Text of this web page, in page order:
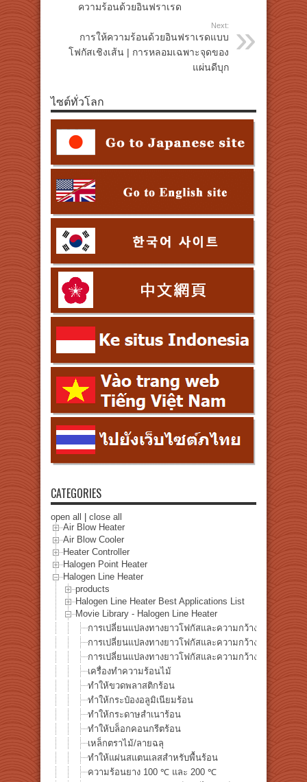
ความร้อนด้วยอินฟราเรด
Next:
การให้ความร้อนด้วยอินฟราเรดแบบ
โฟกัสเชิงเส้น | การหลอมเฉพาะจุดของ
แผ่นดีบุก
ไซต์ทั่วโลก
CATEGORIES
open all | close all
Air Blow Heater
Air Blow Cooler
Heater Controller
Halogen Point Heater
Halogen Line Heater
products
Halogen Line Heater Best Applications List
Movie Library - Halogen Line Heater
การเปลี่ยนแปลงทางยาวโฟกัสและความกว้างโฟกัสของ
การเปลี่ยนแปลงทางยาวโฟกัสและความกว้างโฟกัสของ
การเปลี่ยนแปลงทางยาวโฟกัสและความกว้างโฟกัสของ
เครื่องทำความร้อนไม้
ทำให้ขวดพลาสติกร้อน
ทำให้กระป๋องอลูมิเนียมร้อน
ทำให้กระดาษสำเนาร้อน
ทำให้บล็อกคอนกรีตร้อน
เหล็กตราไม้/ลายฉลุ
ทำให้แผ่นสแตนเลสสำหรับพื้นร้อน
ความร้อนยาง 100 ℃ และ 200 ℃